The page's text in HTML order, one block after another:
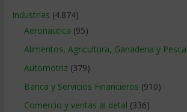
Industrias (4.874)
Aeronautica (95)
Alimentos, Agricultura, Ganaderia y Pesca
Automotriz(379)
Banca y Servicios Financieros (910)
Comercio y ventas al detal (336)